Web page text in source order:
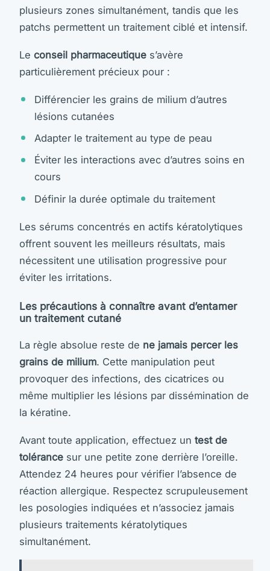
plusieurs zones simultanément, tandis que les
patchs permettent un traitement ciblé et intensif.
Le conseil pharmaceutique s’avère
particulièrement précieux pour :
Différencier les grains de milium d’autres
lésions cutanées
Adapter le traitement au type de peau
Éviter les interactions avec d’autres soins en
cours
Définir la durée optimale du traitement
Les sérums concentrés en actifs kératolytiques
offrent souvent les meilleurs résultats, mais
nécessitent une utilisation progressive pour
éviter les irritations.
Les précautions à connaître avant d’entamer
un traitement cutané
La règle absolue reste de ne jamais percer les
grains de milium. Cette manipulation peut
provoquer des infections, des cicatrices ou
même multiplier les lésions par dissémination de
la kératine.
Avant toute application, effectuez un test de
tolérance sur une petite zone derrière l’oreille.
Attendez 24 heures pour vérifier l’absence de
réaction allergique. Respectez scrupuleusement
les posologies indiquées et n’associez jamais
plusieurs traitements kératolytiques
simultanément.